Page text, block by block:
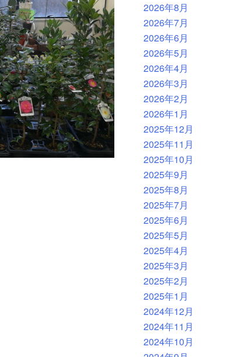
2026年8月
2026年7月
2026年6月
2026年5月
2026年4月
2026年3月
2026年2月
2026年1月
2025年12月
2025年11月
2025年10月
2025年9月
2025年8月
2025年7月
2025年6月
2025年5月
2025年4月
2025年3月
2025年2月
2025年1月
2024年12月
2024年11月
2024年10月